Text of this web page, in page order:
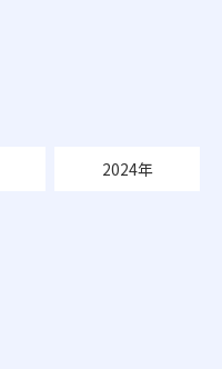
2024年